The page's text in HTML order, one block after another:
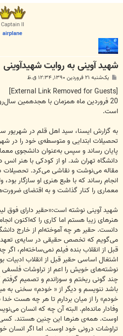
Captain II
airplane
شهید آوینی به روایت شهیدآوینی
ت
یک‌شنبه ۲۱ فروردین ۱۳۹۰, ۱۲:۳۴ ق.ظ
[External Link Removed for Guests]
20 فروردین ماه همزمان با هجدهمین
است.
تحصیلات ابتدایی و متوسطه‌ی خود را در
پایان رساند و سپس به‌عنوان دانشجوی
دانشگاه تهران شد. او از كودكی با هنر
مقاله می‌نوشت و نقاشی می‌كرد. تحصیلات
انجام رساند كه با طبع هنری او سازگار بود،
معماری را كنار گذاشت و به اقتضای
شهید آوینی نوشته است:«حقیر دارای فوق
هنرهای زیبا هستم اما كاری را كه‌اكنون
دانست. حقیر هر چه آموخته‌ام از خارج
می‌گویم كه تخصص حقیقی در سایه‌ی تعهد
قبل از انقلاب بنده فیلم نمی‌ساخته‌ام، اگر
اشتغال اساسی حقیر قبل از انقلاب ادبیات
نوشته‌های خویش را اعم از تراوشات فلسفی
چند گونی ریختم و سوزاندم و تصمیم
باشد ننویسم و دیگر از « خودم» سخنی به
خودم» را از میان بردارم تا هر چه هست
وفادار مانده‌ام. البته آن چه كه انسان
اوست. همه‌ی هنرها این چنین هستند. كسی
تراوشات درونی خود اوست. اما اگر انسان